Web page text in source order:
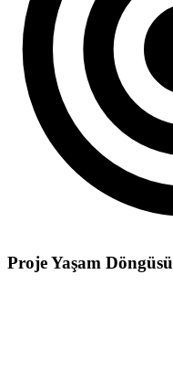
Proje Yaşam Döngüsü